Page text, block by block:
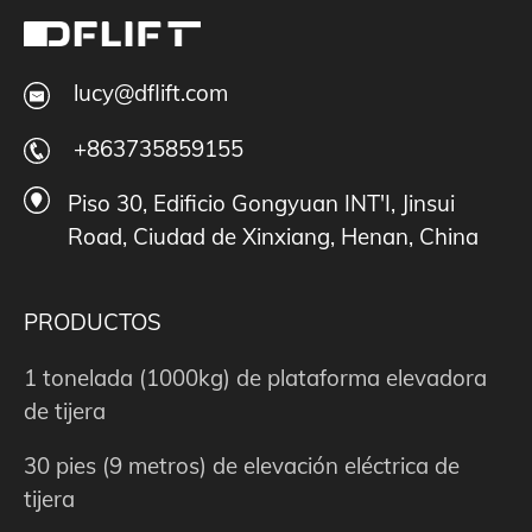
lucy@dflift.com
+863735859155
Piso 30, Edificio Gongyuan INT'I, Jinsui
Road, Ciudad de Xinxiang, Henan, China
PRODUCTOS
1 tonelada (1000kg) de plataforma elevadora
de tijera
30 pies (9 metros) de elevación eléctrica de
tijera